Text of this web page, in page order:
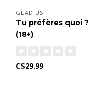
GLADIUS
Tu préfères quoi ?
(18+)
C$29.99